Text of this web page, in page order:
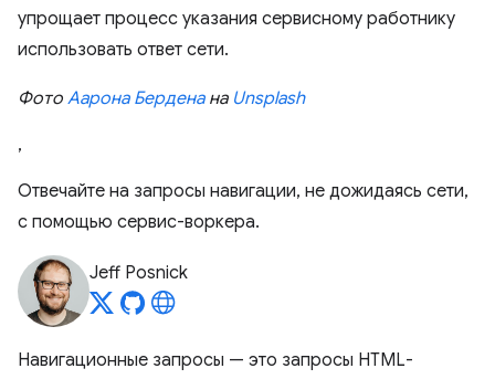
упрощает процесс указания сервисному работнику
использовать ответ сети.
Фото Аарона Берденана Unsplash
,
Отвечайте на запросы навигации, не дожидаясь сети,
с помощью сервис-воркера.
Jeff Posnick
Навигационные запросы — это запросы HTML-